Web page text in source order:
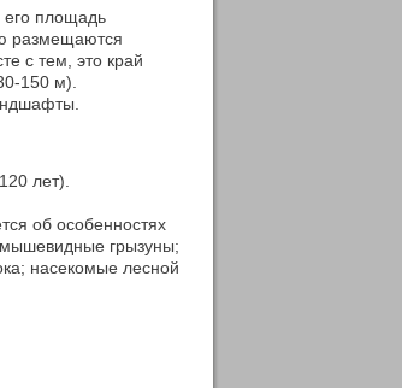
его площадь
размещаются
с тем, это край
150 м).
лет).
об особенностях
грызуны;
насекомые лесной